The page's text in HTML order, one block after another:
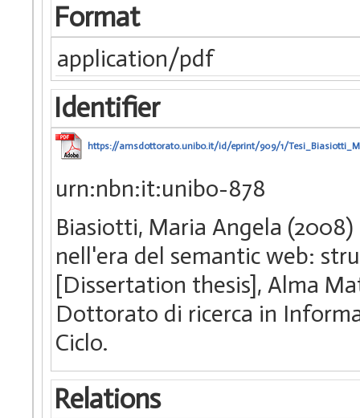
Format
application/pdf
Identifier
https://amsdottorato.unibo.it/id/eprint/909/1/
urn:nbn:it:unibo-878
Biasiotti, Maria Angela
nell'era del semantic web:
[Dissertation thesis], Alma
Dottorato di ricerca in
Ciclo.
Relations